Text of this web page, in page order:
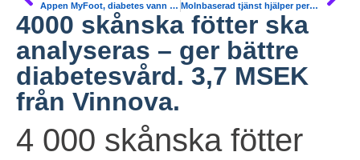
Appen MyFoot, diabetes vann APPlicera Hälsa tävling. 50 000 SEK till Göteborg Molnbaserad tjänst hjälper personer med diabetes att lättare överföra, förstå och dela sina glukosvärden, insulindoser och fysisk aktivitet. Diasend.
4000 skånska fötter ska
analyseras – ger bättre
diabetesvård. 3,7 MSEK
från Vinnova.
4 000 skånska fötter